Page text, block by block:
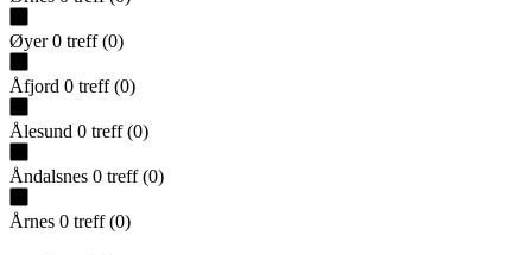
Øyer 0 treff (0)
Åfjord 0 treff (0)
Ålesund 0 treff (0)
Åndalsnes 0 treff (0)
Årnes 0 treff (0)